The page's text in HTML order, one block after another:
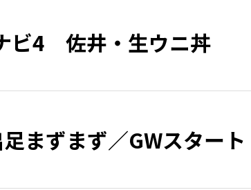
ビ4 佐井・生ウニ丼
まずまず／GWスタート